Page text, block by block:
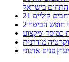
התחום בישראל
קוליים
חופש הביטוי 2
כמוסד ומקצוע
מודרנית
פנים ארגוני